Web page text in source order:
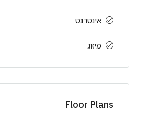
אינטרנט
מיזוג
Floor Plans